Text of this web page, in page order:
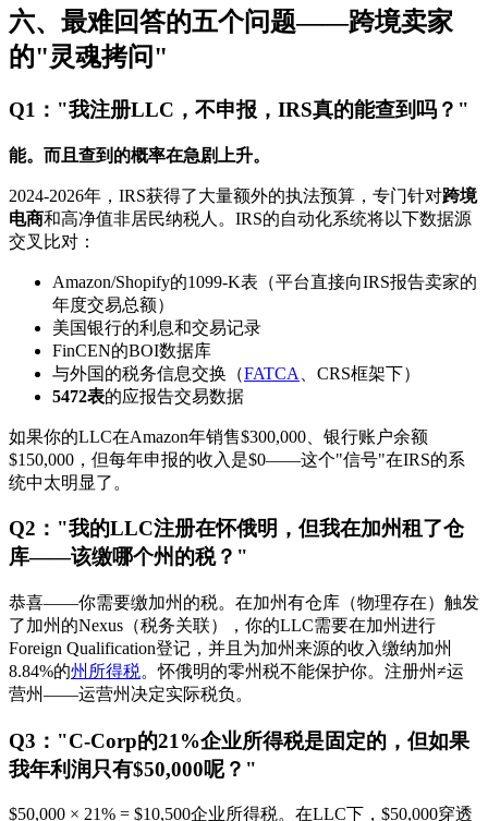
六、最难回答的五个问题——跨境卖家
的"灵魂拷问"
Q1："我注册LLC，不申报，IRS真的能查到吗？"
能。而且查到的概率在急剧上升。
2024-2026年，IRS获得了大量额外的执法预算，专门针对跨境
电商和高净值非居民纳税人。IRS的自动化系统将以下数据源
交叉比对：
Amazon/Shopify的1099-K表（平台直接向IRS报告卖家的
年度交易总额）
美国银行的利息和交易记录
FinCEN的BOI数据库
与外国的税务信息交换（FATCA
、CRS框架下）
5472表的应报告交易数据
如果你的LLC在Amazon年销售$300,000、银行账户余额
$150,000，但每年申报的收入是$0——这个"信号"在IRS的系
统中太明显了。
Q2："我的LLC注册在怀俄明，但我在加州租了仓
库——该缴哪个州的税？"
恭喜——你需要缴加州的税。在加州有仓库（物理存在）触发
了加州的Nexus（税务关联），你的LLC需要在加州进行
Foreign Qualification登记，并且为加州来源的收入缴纳加州
8.84%的州所得税。怀俄明的零州税不能保护你。注册州≠运
营州——运营州决定实际税负。
Q3："C-Corp的21%企业所得税是固定的，但如果
我年利润只有$50,000呢？"
$50,000 × 21% = $10,500企业所得税。在LLC下，$50,000穿透